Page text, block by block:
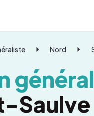
Nord